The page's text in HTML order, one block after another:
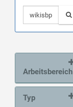
Arbeitsbereich
Typ